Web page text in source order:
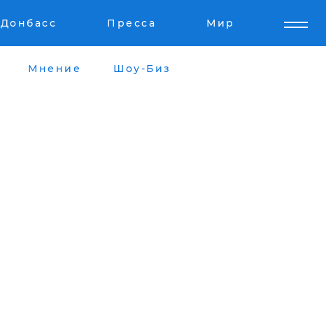
Донбасс Пресса Мир
Мнение Шоу-Биз